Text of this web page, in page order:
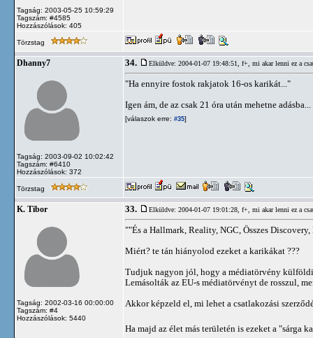
Tagság: 2003-05-25 10:59:29
Tagszám: #4585
Hozzászólások: 405
Törzstag
Dhanny7
Tagság: 2003-09-02 10:02:42
Tagszám: #6410
Hozzászólások: 372
34. Elküldve: 2004-01-07 19:48:51, f+, mi akar lenni ez a
"Ha ennyire fostok rakjatok 16-os karikát..."
Igen ám, de az csak 21 óra után mehetne adásba...
[válaszok erre: #35]
Törzstag
K. Tibor
Tagság: 2002-03-16 00:00:00
Tagszám: #4
Hozzászólások: 5440
33. Elküldve: 2004-01-07 19:01:28, f+, mi akar lenni ez a
""És a Hallmark, Reality, NGC, Összes
Miért? te tán hiányolod ezeket a karikákat ???
Tudjuk nagyon jól, hogy a médiatörvény
Lemásolták az EU-s médiatörvényt de rosszul,
Akkor képzeld el, mi lehet a csatlakozási
Ha majd az élet más területén is ezeket a "sárga